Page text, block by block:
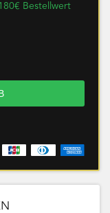
Bestellwert